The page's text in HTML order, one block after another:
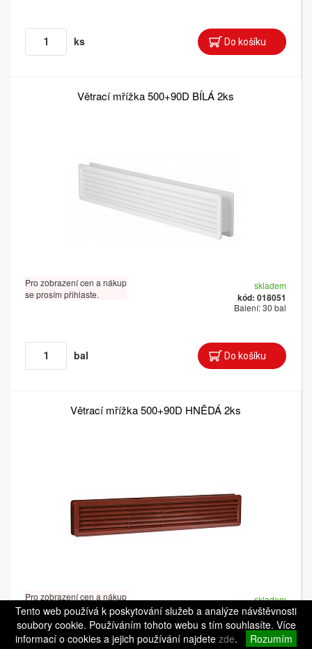
ks
Větrací mřížka 500+90D BÍLÁ 2ks
Pro zobrazení cen a nákup
se prosím přihlaste.
skladem
kód: 018051
Balení: 30 bal
bal
Větrací mřížka 500+90D HNĚDÁ 2ks
Pro zobrazení cen a nákup
se prosím přihlaste.
skladem
kód: 018052
Balení: 30 bal
Tento web používá k poskytování služeb a analýze návštěvnosti
soubory cookie. Používáním tohoto webu s tím souhlasíte. Více
informací o cookies a jejich používání najdete zde. Rozumím